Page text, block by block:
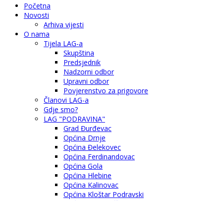
Početna
Novosti
Arhiva vijesti
O nama
Tijela LAG-a
Skupština
Predsjednik
Nadzorni odbor
Upravni odbor
Povjerenstvo za prigovore
Članovi LAG-a
Gdje smo?
LAG "PODRAVINA"
Grad Đurđevac
Općina Drnje
Općina Đelekovec
Općina Ferdinandovac
Općina Gola
Općina Hlebine
Općina Kalinovac
Općina Kloštar Podravski